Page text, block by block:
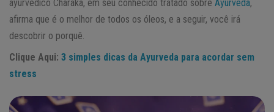
ayurvédico Charaka, em seu conhecido tratado sobre Ayurveda,
afirma que é o melhor de todos os óleos, e a seguir, você irá
descobrir o porquê.
Clique Aqui: 3 simples dicas da Ayurveda para acordar sem
stress